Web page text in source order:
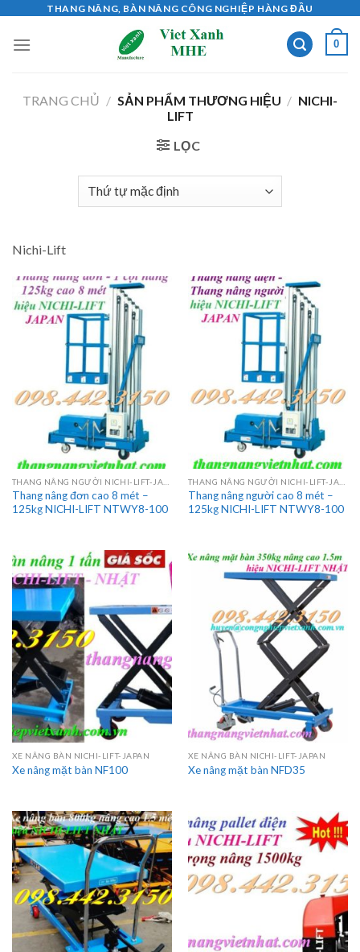
content
THANG NÂNG, BÀN NÂNG CÔNG NGHIỆP HÀNG ĐẦU
0
TRANG CHỦ / SẢN PHẨM THƯƠNG HIỆU / NICHI-
LIFT
LỌC
Nichi-Lift
Thang nâng đơn cao 8 mét –
125kg NICHI-LIFT NTWY8-100
Thang nâng người cao 8 mét –
125kg NICHI-LIFT NTWY8-100
XE NÂNG BÀN NICHI-LIFT-JAPAN
Xe nâng mặt bàn NF100
XE NÂNG BÀN NICHI-LIFT-JAPAN
Xe nâng mặt bàn NFD35